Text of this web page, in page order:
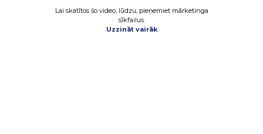
Lai skatītos šo video, lūdzu, pieņemiet mārketinga
sīkfailus.
Uzzināt vairāk